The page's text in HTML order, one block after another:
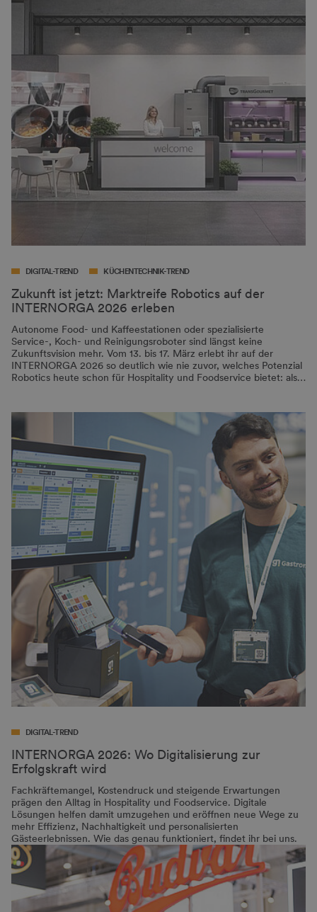
DIGITAL-TREND KÜCHENTECHNIK-TREND
Zukunft ist jetzt: Marktreife Robotics auf der
INTERNORGA 2026 erleben
Autonome Food- und Kaffeestationen oder spezialisierte
Service-, Koch- und Reinigungsroboter sind längst keine
Zukunftsvision mehr. Vom 13. bis 17. März erlebt ihr auf der
INTERNORGA 2026 so deutlich wie nie zuvor, welches Potenzial
Robotics heute schon für Hospitality und Foodservice bietet: als…
DIGITAL-TREND
INTERNORGA 2026: Wo Digitalisierung zur
Erfolgskraft wird
Fachkräftemangel, Kostendruck und steigende Erwartungen
prägen den Alltag in Hospitality und Foodservice. Digitale
Lösungen helfen damit umzugehen und eröffnen neue Wege zu
mehr Effizienz, Nachhaltigkeit und personalisierten
Gästeerlebnissen. Wie das genau funktioniert, findet ihr bei uns.